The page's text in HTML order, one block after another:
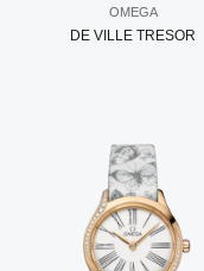
OMEGA
DE VILLE TRESOR